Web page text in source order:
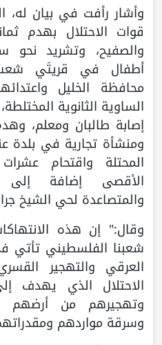
وأشار رأفت في بيان له،
قوات الاحتلال بهدم
والصفيح، وتشريد نحو
أطفال في قريتَي
محافظة الخليل
الساوية الثانوية
إصابة طالبان ومعلم،
ومنشأة تجارية في بلدة
المحتلة واقتحام
الأقصى إضافة إلى
والمتصاعدة لحي الشيخ
وقال:" إن هذه
شعبنا الفلسطيني تأتي
العرقي والتهجير
الاحتلال الذي يهدف
وتهجيرهم من أرضهم
وسرقة مواردهم